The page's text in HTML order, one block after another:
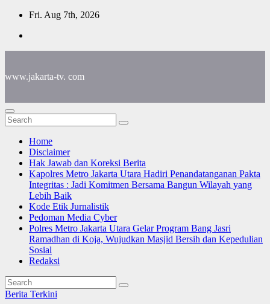
Skip
content
Fri. Aug 7th, 2026
www.jakarta-tv. com
Home
Disclaimer
Hak Jawab dan Koreksi Berita
Kapolres Metro Jakarta Utara Hadiri Penandatanganan Pakta
Integritas : Jadi Komitmen Bersama Bangun Wilayah yang
Lebih Baik
Kode Etik Jurnalistik
Pedoman Media Cyber
Polres Metro Jakarta Utara Gelar Program Bang Jasri
Ramadhan di Koja, Wujudkan Masjid Bersih dan Kepedulian
Sosial
Redaksi
Berita Terkini